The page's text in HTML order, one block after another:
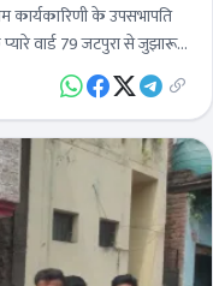
कार्यकारिणी के उपसभापति
वार्ड 79 जटपुरा से जुझारू